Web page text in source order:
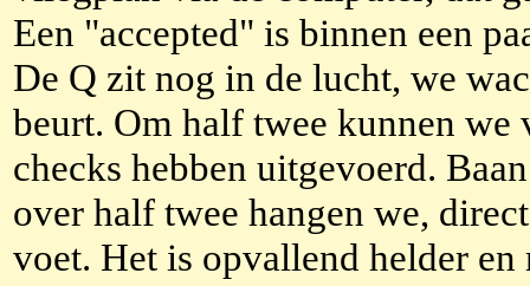
Een "accepted" is binnen een
De Q zit nog in de lucht, we
beurt. Om half twee kunnen we
checks hebben uitgevoerd.
over half twee hangen we,
voet. Het is opvallend helder